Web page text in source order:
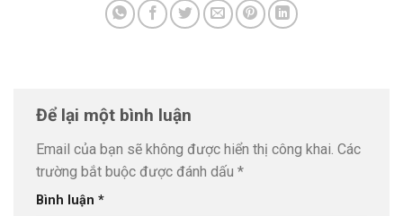
Để lại một bình luận
Email của bạn sẽ không được hiển thị công khai. Các
trường bắt buộc được đánh dấu *
Bình luận *